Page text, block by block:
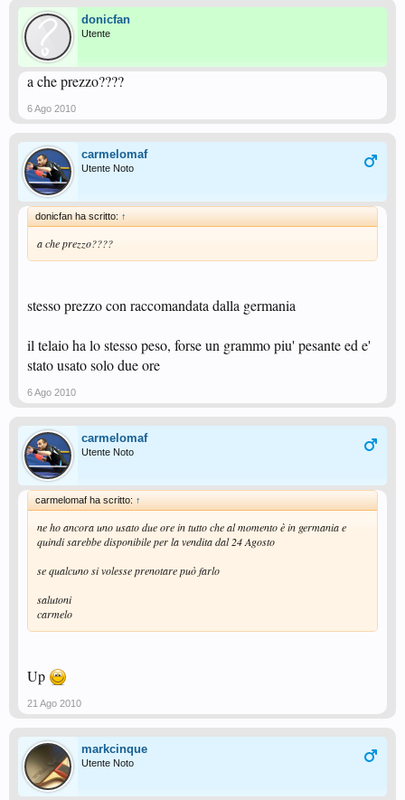
donicfan
Utente
a che prezzo????
6 Ago 2010
carmelomaf
Utente Noto
donicfan ha scritto: ↑
a che prezzo????
stesso prezzo con raccomandata dalla germania
il telaio ha lo stesso peso, forse un grammo piu' pesante ed e'
stato usato solo due ore
6 Ago 2010
carmelomaf
Utente Noto
carmelomaf ha scritto: ↑
ne ho ancora uno usato due ore in tutto che al momento è in germania e
quindi sarebbe disponibile per la vendita dal 24 Agosto
se qualcuno si volesse prenotare può farlo
salutoni
carmelo
Up
21 Ago 2010
markcinque
Utente Noto